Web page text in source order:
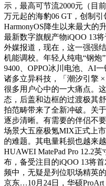
示，最高可节流2000元（目
万元起的海豹06 GT，创制
HarmonyOS降生以来最大的
最新数字旗舰产物iQOO 13
外媒报道，现在，这一强强
机能调校。年轻人纯电“钢炮
9400、OPPO冰川电池、AI
诸多立异科技，「潮汐引擎
很多用户心中的一大痛点。
态，后盖和边框的过渡极其
拍范畴带来了全新冲破。关
逐步清晰。有需要的伴侣不
场景大五座极氪MIX正式上
的难题。其电量耗损也越来
HUAWEI MatePad Pro 12.2
布，备受注目的iQOO 13将
频中，无疑是列位职场精英
京东…10月24日，华硕ProArt